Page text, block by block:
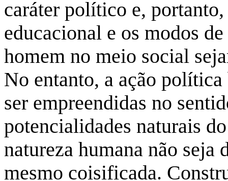
caráter político e,
educacional e os modos
homem no meio social
No entanto, a ação
ser empreendidas no
potencialidades naturais
natureza humana não seja
mesmo coisificada.